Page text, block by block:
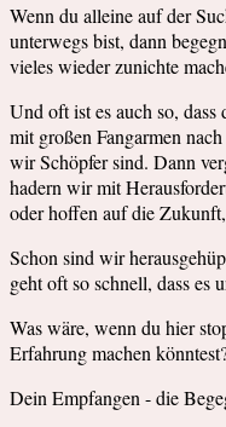
Wenn du alleine auf der
unterwegs bist, dann
vieles wieder zunichte
Und oft ist es auch so,
mit großen Fangarmen
wir Schöpfer sind. Dann
hadern wir mit
oder hoffen auf die
Schon sind wir
geht oft so schnell, dass es
Was wäre, wenn du hier
Erfahrung machen
Dein Empfangen - die